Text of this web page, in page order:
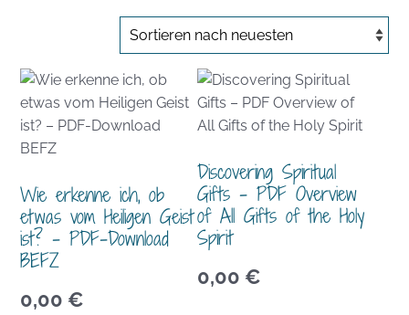
Aktualität
sortiert
Wie erkenne ich, ob
etwas vom Heiligen Geist
ist? – PDF-Download
BEFZ
0,00 €
Discovering Spiritual
Gifts – PDF Overview
of All Gifts of the Holy
Spirit
0,00 €